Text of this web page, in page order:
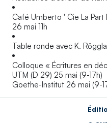
Café Umberto ' Cie La
26 mai 11h
Table ronde avec K.
Colloque « Écritures en
UTM (D 29) 25 mai (9-17h)
Goethe-Institut 26 mai (9-